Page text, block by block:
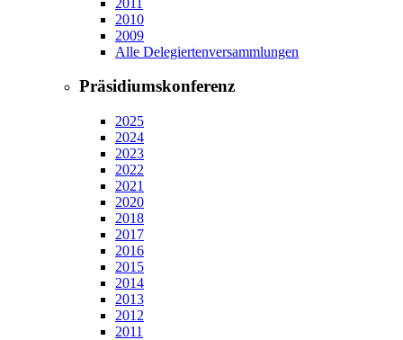
2010
2009
Alle Delegiertenversammlungen
Präsidiumskonferenz
2025
2024
2023
2022
2021
2020
2018
2017
2016
2015
2014
2013
2012
2011